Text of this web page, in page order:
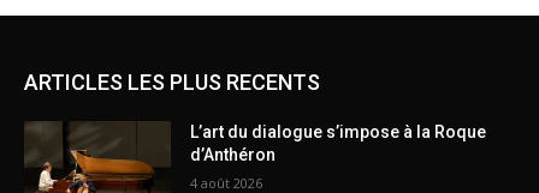
ARTICLES LES PLUS RECENTS
L’art du dialogue s’impose à la Roque
d’Anthéron
4 août 2026